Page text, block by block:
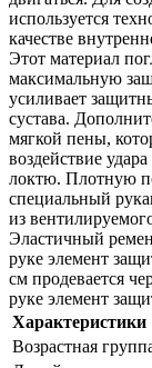
используется
качестве
Этот материал
максимальную
усиливает
сустава.
мягкой пены,
воздействие
локтю. Плотную
специальный
из
Эластичный
руке элемент
см продевается
руке элемент
Характеристики
Возрастная